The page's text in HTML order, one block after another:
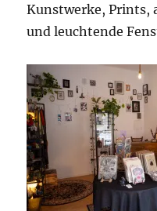
Kunstwerke, Prints,
und leuchtende